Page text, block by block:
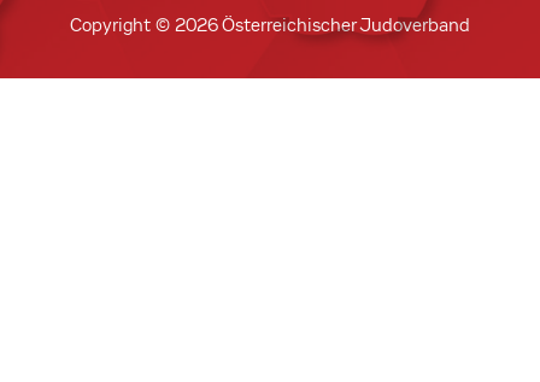
Copyright © 2026 Österreichischer Judoverband